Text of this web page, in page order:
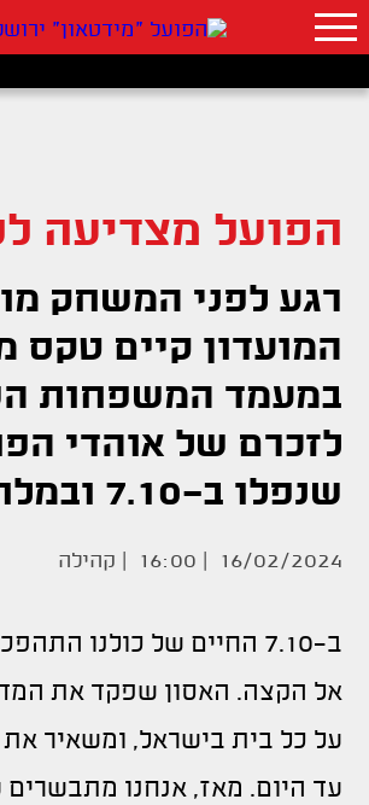
הפועל מצדיעה
רגע לפני המשחק
המועדון קיים טקס
במעמד המשפחות
לזכרם של אוהדי
שנפלו ב-7.10 ובמלחמה
16/02/2024 | 16:00 | קהילה
ב-7.10 החיים של כולנו
אל הקצה. האסון שפקד את
על כל בית בישראל, ומשאיר
עד היום. מאז, אנחנו מתבשרים